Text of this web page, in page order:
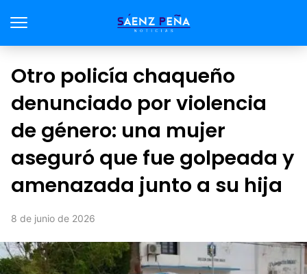
Otro policía chaqueño
denunciado por violencia
de género: una mujer
aseguró que fue golpeada y
amenazada junto a su hija
8 de junio de 2026